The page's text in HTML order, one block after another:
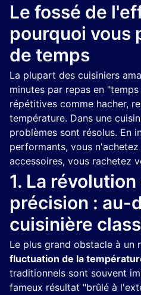
Le fossé de
pourquoi vous
de temps
La plupart des cuisiniers
minutes par repas en
répétitives comme hacher,
température. Dans une
problèmes sont résolus. En
performants, vous
accessoires, vous rachetez
1. La révolution
précision : au-
cuisinière
Le plus grand obstacle à un
fluctuation de la
traditionnels sont souvent
fameux résultat "brûlé à